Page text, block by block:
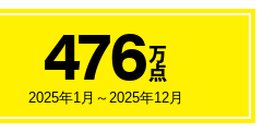
476 万
点
2025年1月～2025年12月